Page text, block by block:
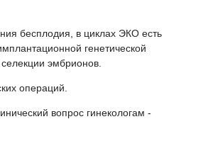
бесплодия, в циклах ЭКО есть
генетической
эмбрионов.
операций.
вопрос гинекологам -